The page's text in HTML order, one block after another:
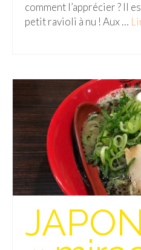
comment l’apprécier ? Il
petit ravioli à nu ! Aux …